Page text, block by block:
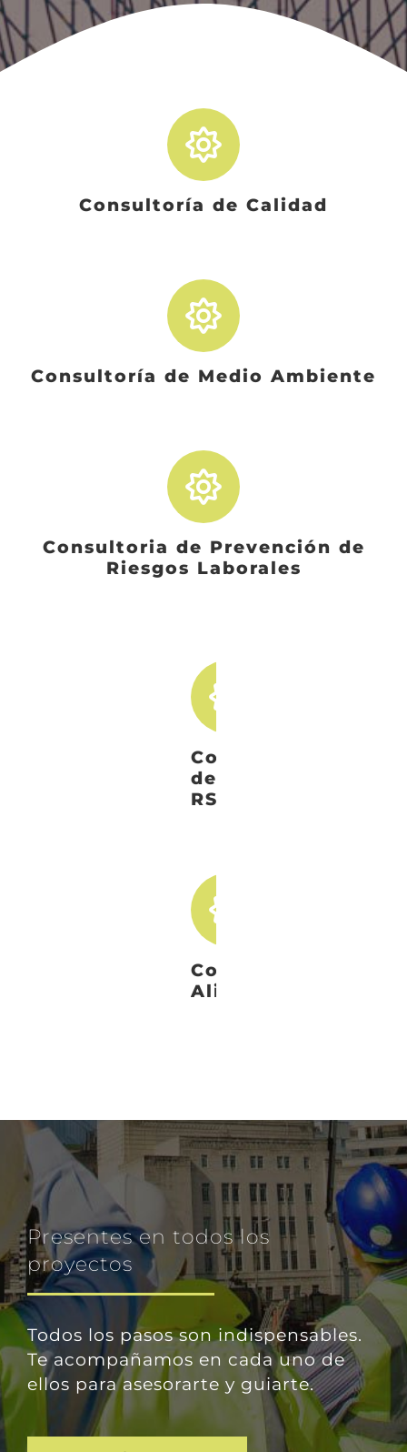
Consultoría de Calidad
Consultoría de Medio Ambiente
Consultoria de Prevención de
Riesgos Laborales
Consultoría
de
RSC
Consultoría
Alimentaria
Presentes en todos los
proyectos
Todos los pasos son indispensables.
Te acompañamos en cada uno de
ellos para asesorarte y guiarte.